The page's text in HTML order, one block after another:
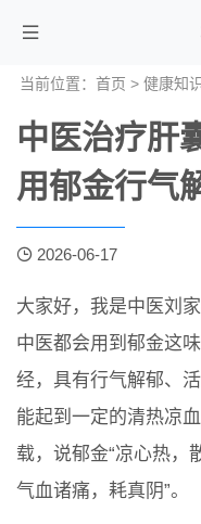
当前位置： 首页 > 健康知
中医治疗肝
用郁金行气
2026-06-17
大家好，我是中医刘
中医都会用到郁金这
经，具有行气解郁、
能起到一定的清热凉
载，说郁金“凉心热，
气血诸痛，耗真阴”。